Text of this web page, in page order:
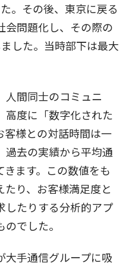
。その後、東京に戻る
会問題化し、その際の
した。当時部下は最大
人間同士のコミュニ
高度に「数字化された
客様との対話時間は一
過去の実績から平均通
ます。この数値をも
たり、お客様満足度と
したりする分析的アプ
でした。
大手通信グループに吸